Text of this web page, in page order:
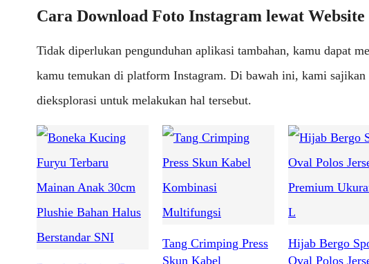
Cara Download Foto Instagram lewat Website
Tidak diperlukan pengunduhan aplikasi tambahan, kamu dapat
kamu temukan di platform Instagram. Di bawah ini, kami sajikan
dieksplorasi untuk melakukan hal tersebut.
Tang Crimping Press
Skun Kabel
Hijab Bergo
Oval Polos